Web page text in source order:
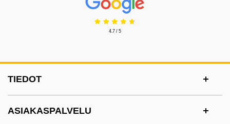
4.7 / 5
TIEDOT
ASIAKASPALVELU